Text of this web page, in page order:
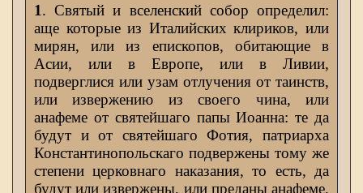
1. Святый и вселенский собор определил:
аще которые из Италийских клириков, или
мирян, или из епископов, обитающие в
Асии, или в Европе, или в Ливии,
подверглися или узам отлучения от таинств,
или извержению из своего чина, или
анафеме от святейшаго папы Иоанна: те да
будут и от святейшаго Фотия, патриарха
Константинопольскаго подвержены тому же
степени церковнаго наказания, то есть, да
будут или извержены, или преданы анафеме,